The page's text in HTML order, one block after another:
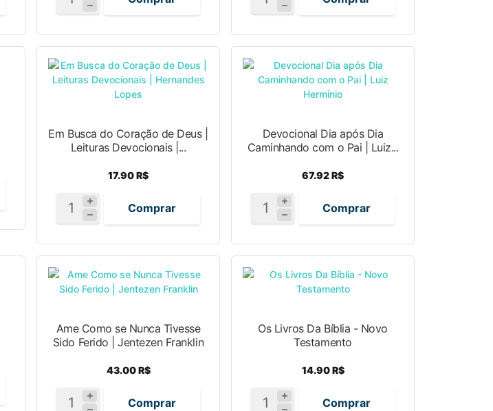
Em Busca do Coração de Deus |
Leituras Devocionais |...
17.90 R$
Comprar
Devocional Dia após Dia
Caminhando com o Pai | Luiz...
67.92 R$
Comprar
Ame Como se Nunca Tivesse
Sido Ferido | Jentezen Franklin
43.00 R$
Comprar
Os Livros Da Bíblia - Novo
Testamento
14.90 R$
Comprar